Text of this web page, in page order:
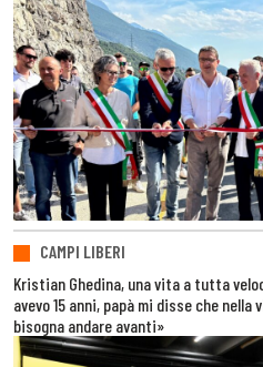
CAMPI LIBERI
Kristian Ghedina, una vita a tutta
avevo 15 anni, papà mi disse che
bisogna andare avanti»